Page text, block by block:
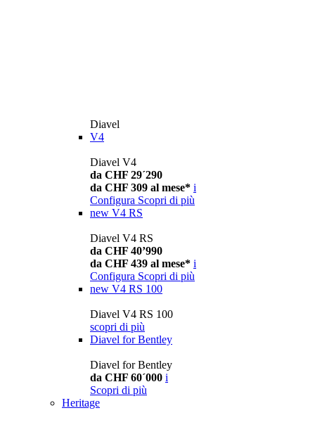
Diavel
V4
Diavel V4
da CHF 29´290
da CHF 309 al mese* i
Configura Scopri di più
new V4 RS
Diavel V4 RS
da CHF 40’990
da CHF 439 al mese* i
Configura Scopri di più
new V4 RS 100
Diavel V4 RS 100
scopri di più
Diavel for Bentley
Diavel for Bentley
da CHF 60´000 i
Scopri di più
Heritage